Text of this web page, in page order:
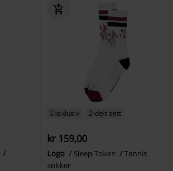
Eksklusiv 2-delt sett
kr 159,00
Logo Sleep Token
Tennis
sokker